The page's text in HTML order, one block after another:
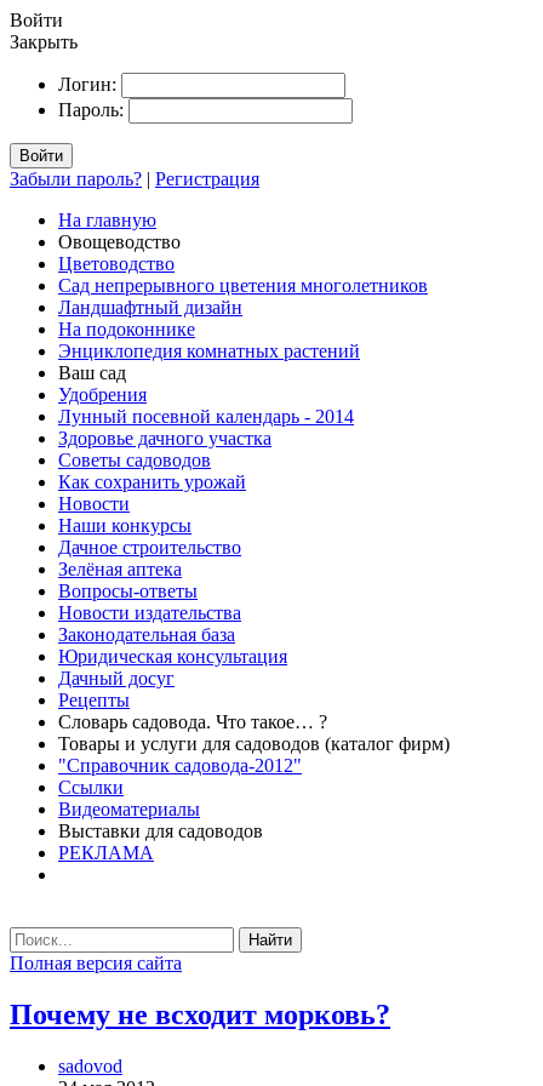
Войти
Закрыть
Логин:
Пароль:
Войти
Забыли пароль? | Регистрация
На главную
Овощеводство
Цветоводство
Сад непрерывного цветения многолетников
Ландшафтный дизайн
На подоконнике
Энциклопедия комнатных растений
Ваш сад
Удобрения
Лунный посевной календарь - 2014
Здоровье дачного участка
Советы садоводов
Как сохранить урожай
Новости
Наши конкурсы
Дачное строительство
Зелёная аптека
Вопросы-ответы
Новости издательства
Законодательная база
Юридическая консультация
Дачный досуг
Рецепты
Словарь садовода. Что такое… ?
Товары и услуги для садоводов (каталог фирм)
"Справочник садовода-2012"
Ссылки
Видеоматериалы
Выставки для садоводов
РЕКЛАМА
Найти
Полная версия сайта
Почему не всходит морковь?
sadovod